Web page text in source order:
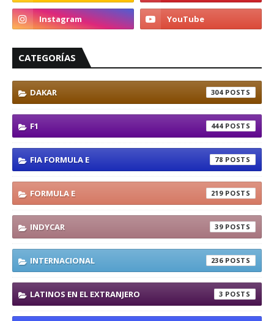
CATEGORÍAS
DAKAR 304
F1 444
FIA FORMULA E 78
FORMULA E 219
INDYCAR 39
INTERNACIONAL 236
LATINOS EN EL EXTRANJERO 3